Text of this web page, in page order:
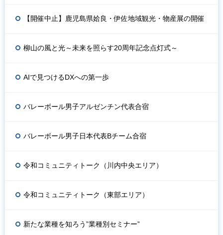
【開催中止】鹿児島県姶良・伊佐地域観光・物産展の開催
柳山の風と光～未来を照らす20周年記念点灯式～
AIで見つけるDXへの第一歩
バレーボール男子アルゼンチン代表合宿
バレーボール男子日本代表Bチーム合宿
令和コミュニティトーク（川内中央エリア）
令和コミュニティトーク（東部エリア）
新たな業種を知ろう”業種別セミナー”